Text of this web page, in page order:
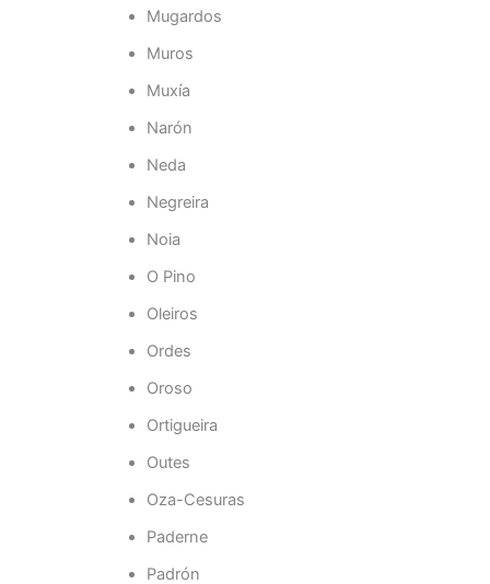
Mugardos
Muros
Muxía
Narón
Neda
Negreira
Noia
O Pino
Oleiros
Ordes
Oroso
Ortigueira
Outes
Oza-Cesuras
Paderne
Padrón